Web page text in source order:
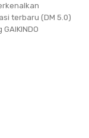
terbaru (DM 5.0)